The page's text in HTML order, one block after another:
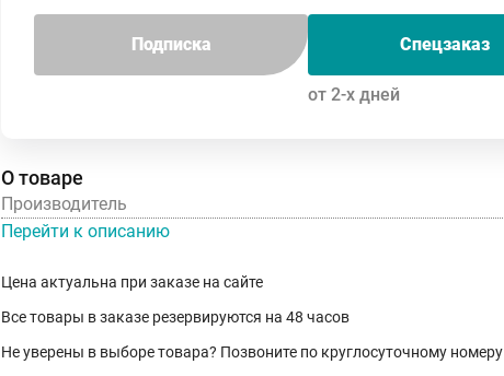
Подписка Спецзаказ
от 2-х дней
О товаре
Производитель
Перейти к описанию
Цена актуальна при заказе на сайте
Все товары в заказе резервируются на 48 часов
Не уверены в выборе товара? Позвоните по круглосуточному номеру